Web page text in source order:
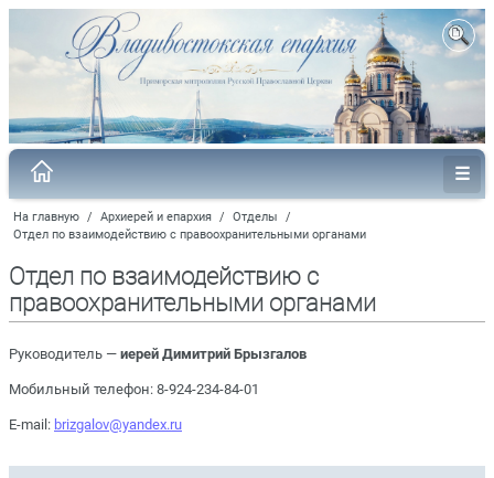
На главную / Архиерей и епархия / Отделы
/
Отдел по взаимодействию с правоохранительными органами
Отдел по взаимодействию с
правоохранительными органами
Руководитель — иерей Димитрий Брызгалов
Мобильный телефон: 8-924-234-84-01
E-mail: brizgalov@yandex.ru